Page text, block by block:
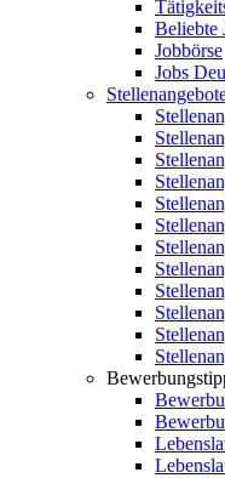
Beliebte
Jobbörse
Jobs